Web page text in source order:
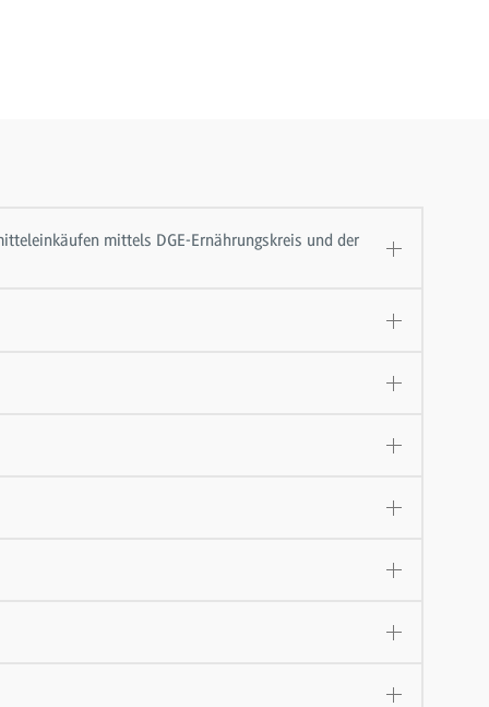
mittels DGE-Ernährungskreis und der